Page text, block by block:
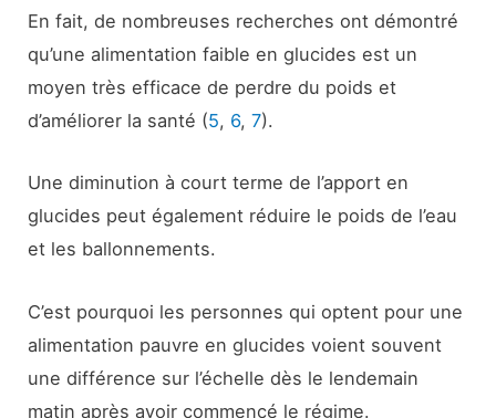
En fait, de nombreuses recherches ont démontré
qu’une alimentation faible en glucides est un
moyen très efficace de perdre du poids et
d’améliorer la santé (5, 6,7).
Une diminution à court terme de l’apport en
glucides peut également réduire le poids de l’eau
et les ballonnements.
C’est pourquoi les personnes qui optent pour une
alimentation pauvre en glucides voient souvent
une différence sur l’échelle dès le lendemain
matin après avoir commencé le régime.